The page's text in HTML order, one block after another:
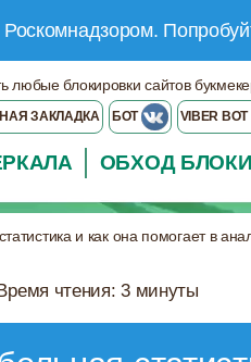
Роскомнадзором.
любые блокировки сайтов
VIBER BOT
БОТ
ЗАКЛАДКА
ОБХОД
и как она помогает в
чтения: 3 минуты